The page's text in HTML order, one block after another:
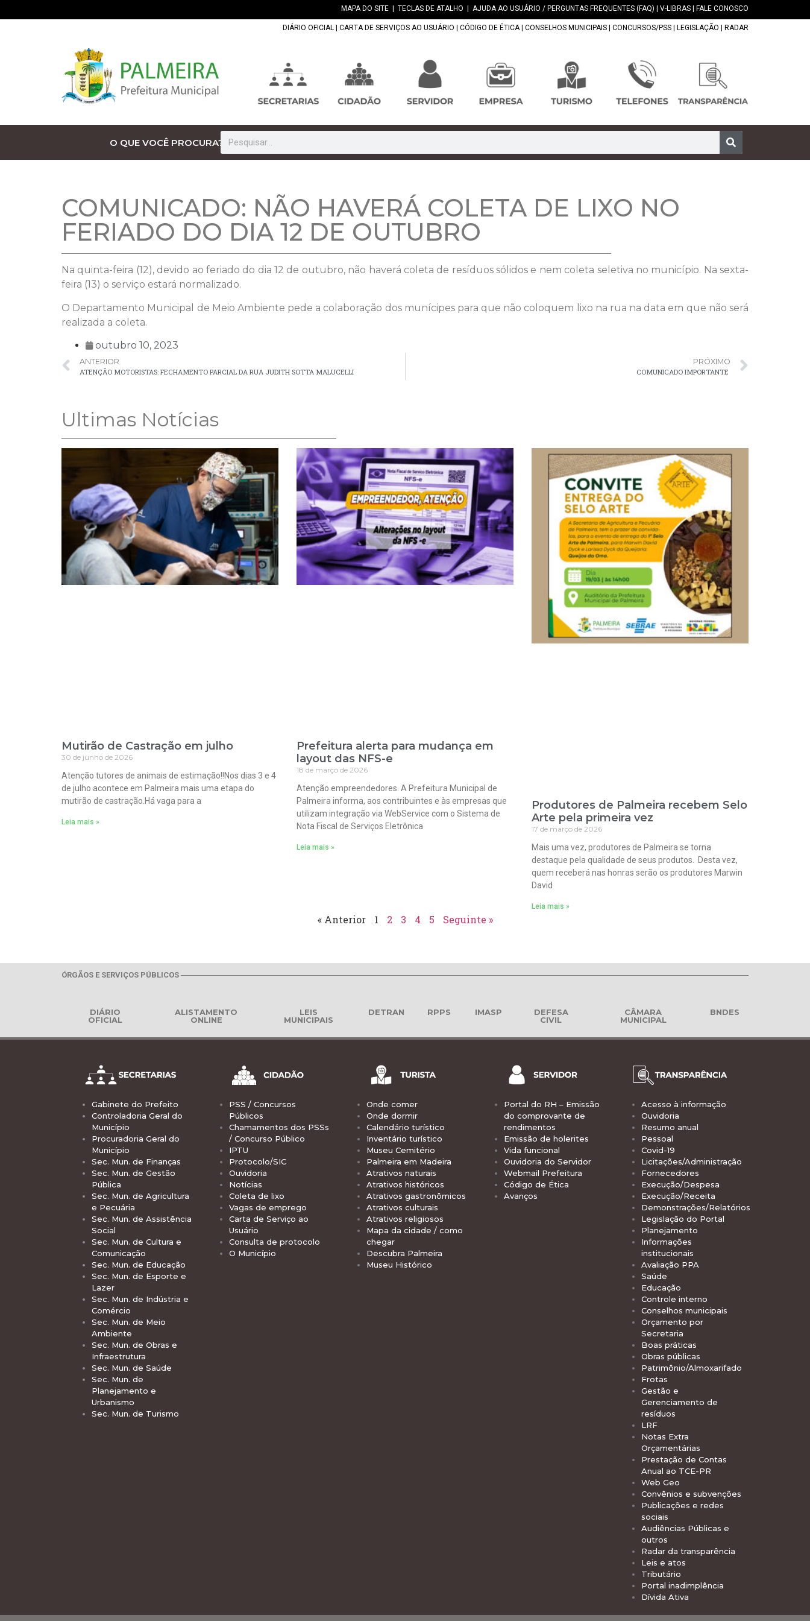
MAPA DO SITE TECLAS DE ATALHO AJUDA AO USUÁRIO / PERGUNTAS FREQUENTES (FAQ) V-LIBRAS FALE CONOSCO
DIÁRIO OFICIAL CARTA DE SERVIÇOS AO USUÁRIO CÓDIGO DE ÉTICA| CONSELHOS MUNICIPAIS CONCURSOS/PSS LEGISLAÇÃO RADAR
O QUE VOCÊ PROCURA?
COMUNICADO: NÃO HAVERÁ COLETA DE LIXO NO
FERIADO DO DIA 12 DE OUTUBRO
Na quinta-feira (12), devido ao feriado do dia 12 de outubro, não haverá coleta de resíduos sólidos e nem coleta seletiva no município. Na sexta-
feira (13) o serviço estará normalizado.
O Departamento Municipal de Meio Ambiente pede a colaboração dos munícipes para que não coloquem lixo na rua na data em que não será
realizada a coleta.
outubro 10, 2023
ANTERIOR
ATENÇÃO MOTORISTAS: FECHAMENTO PARCIAL DA RUA JUDITH SOTTA MALUCELLI
PRÓXIMO
COMUNICADO IMPORTANTE
Ultimas Notícias
Mutirão de Castração em julho
30 de junho de 2026
Atenção tutores de animais de estimação!!Nos dias 3 e 4
de julho acontece em Palmeira mais uma etapa do
mutirão de castração.Há vaga para a
Leia mais »
Prefeitura alerta para mudança em
layout das NFS-e
18 de março de 2026
Atenção empreendedores. A Prefeitura Municipal de
Palmeira informa, aos contribuintes e às empresas que
utilizam integração via WebService com o Sistema de
Nota Fiscal de Serviços Eletrônica
Leia mais »
Produtores de Palmeira recebem Selo
Arte pela primeira vez
17 de março de 2026
Mais uma vez, produtores de Palmeira se torna
destaque pela qualidade de seus produtos. Desta vez,
quem receberá nas honras serão os produtores Marwin
David
Leia mais »
« Anterior 1 2 3 4 5 Seguinte »
ÓRGÃOS E SERVIÇOS PÚBLICOS
DIÁRIO
OFICIAL
ALISTAMENTO
ONLINE
LEIS
MUNICIPAIS
DETRAN RPPS IMASP
DEFESA
CIVIL
CÂMARA
MUNICIPAL
BNDES
Gabinete do Prefeito
Controladoria Geral do
Município
Procuradoria Geral do
Município
Sec. Mun. de Finanças
Sec. Mun. de Gestão
Pública
Sec. Mun. de Agricultura
e Pecuária
Sec. Mun. de Assistência
Social
Sec. Mun. de Cultura e
Comunicação
Sec. Mun. de Educação
Sec. Mun. de Esporte e
Lazer
Sec. Mun. de Indústria e
Comércio
Sec. Mun. de Meio
Ambiente
Sec. Mun. de Obras e
Infraestrutura
Sec. Mun. de Saúde
Sec. Mun. de
Planejamento e
Urbanismo
Sec. Mun. de Turismo
PSS / Concursos
Públicos
Chamamentos dos PSSs
/ Concurso Público
IPTU
Protocolo/SIC
Ouvidoria
Notícias
Coleta de lixo
Vagas de emprego
Carta de Serviço ao
Usuário
Consulta de protocolo
O Município
Onde comer
Onde dormir
Calendário turístico
Inventário turístico
Museu Cemitério
Palmeira em Madeira
Atrativos naturais
Atrativos históricos
Atrativos gastronômicos
Atrativos culturais
Atrativos religiosos
Mapa da cidade / como
chegar
Descubra Palmeira
Museu Histórico
Portal do RH – Emissão
do comprovante de
rendimentos
Emissão de holerites
Vida funcional
Ouvidoria do Servidor
Webmail Prefeitura
Código de Ética
Avanços
Acesso à informação
Ouvidoria
Resumo anual
Pessoal
Covid-19
Licitações/Administração
Fornecedores
Execução/Despesa
Execução/Receita
Demonstrações/Relatórios
Legislação do Portal
Planejamento
Informações
institucionais
Avaliação PPA
Saúde
Educação
Controle interno
Conselhos municipais
Orçamento por
Secretaria
Boas práticas
Obras públicas
Patrimônio/Almoxarifado
Frotas
Gestão e
Gerenciamento de
resíduos
LRF
Notas Extra
Orçamentárias
Prestação de Contas
Anual ao TCE-PR
Web Geo
Convênios e subvenções
Publicações e redes
sociais
Audiências Públicas e
outros
Radar da transparência
Leis e atos
Tributário
Portal inadimplência
Dívida Ativa